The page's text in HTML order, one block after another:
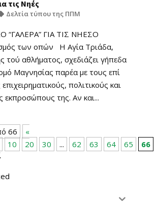
τις Νηές
Δελτία τύπου της ΠΠΜ
“ΓΑΛΕΡΑ” ΓΙΑ ΤΙΣ ΝΗΕΣΟ
των οπών Η Αγία Τριάδα,
τού αθλήµατος, σχεδιάζει γήπεδα
Μαγνησίας παρέα µε τους επί
πολιτικούς και
εκπροσώπους της. Αν και...
66
«
10 20 30 ... 62 63 64 65 66